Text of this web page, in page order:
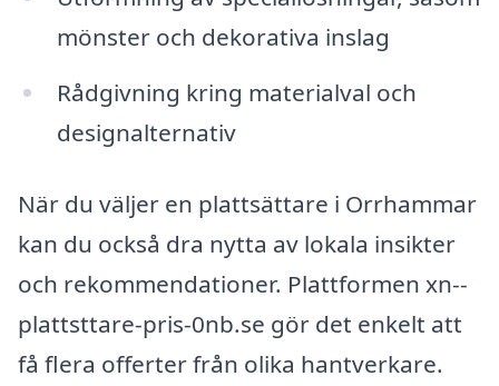
mönster och dekorativa inslag
Rådgivning kring materialval och
designalternativ
När du väljer en plattsättare i Orrhammar
kan du också dra nytta av lokala insikter
och rekommendationer. Plattformen xn--
plattsttare-pris-0nb.se gör det enkelt att
få flera offerter från olika hantverkare.